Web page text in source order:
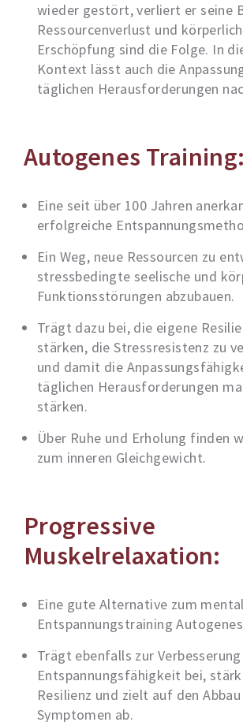
wieder gestört, verliert er seine
Ressourcenverlust und
Erschöpfung sind die Folge. In
Kontext lässt auch die
täglichen Herausforderungen
Autogenes Training:
Eine seit über 100 Jahren
erfolgreiche
Ein Weg, neue Ressourcen zu
stressbedingte seelische und
Funktionsstörungen abzubauen.
Trägt dazu bei, die eigene
stärken, die Stressresistenz zu
und damit die
täglichen Herausforderungen
stärken.
Über Ruhe und Erholung finden
zum inneren Gleichgewicht.
Progressive
Muskelrelaxation:
Eine gute Alternative zum
Entspannungstraining
Trägt ebenfalls zur
Entspannungsfähigkeit bei,
Resilienz und zielt auf den
Symptomen ab.